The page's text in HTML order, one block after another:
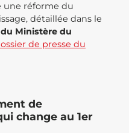
une réforme du
détaillée dans le
Ministère du
de presse du
de
change au 1er